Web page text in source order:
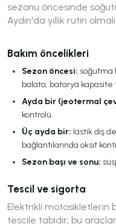
sezonu öncesinde
Aydın'da yıllık rutin olmalı.
Bakım öncelikleri
Sezon öncesi: soğutma
balata, batarya kapasite
Ayda bir (jeotermal
kontrolü.
Üç ayda bir: lastik diş
bağlantılarında oksit
Sezon başı ve sonu:
Tescil ve sigorta
Elektrikli motosikletlerin
tescile tabidir; bu